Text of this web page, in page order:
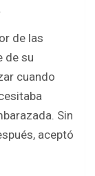
de las
de su
cuando
Sin
aceptó